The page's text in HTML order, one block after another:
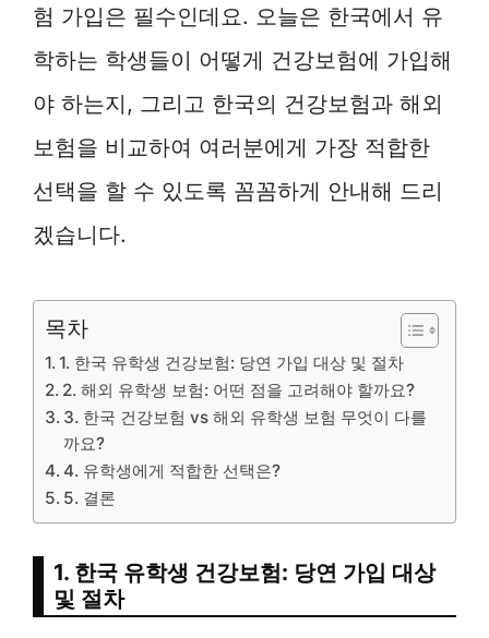
험 가입은 필수인데요. 오늘은 한국에서 유
학하는 학생들이 어떻게 건강보험에 가입해
야 하는지, 그리고 한국의 건강보험과 해외
보험을 비교하여 여러분에게 가장 적합한
선택을 할 수 있도록 꼼꼼하게 안내해 드리
겠습니다.
목차
1. 한국 유학생 건강보험: 당연 가입 대상 및 절차
2. 해외 유학생 보험: 어떤 점을 고려해야 할까요?
3. 한국 건강보험 vs 해외 유학생 보험 무엇이 다를
까요?
4. 유학생에게 적합한 선택은?
5. 결론
1. 한국 유학생 건강보험: 당연 가입 대상
및 절차